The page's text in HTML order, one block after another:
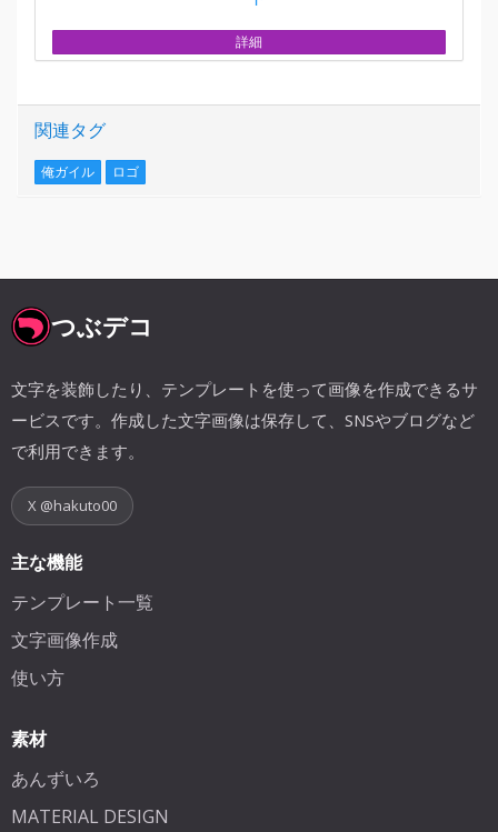
詳細
関連タグ
俺ガイル ロゴ
つぶデコ
文字を装飾したり、テンプレートを使って画像を作成できるサ
ービスです。作成した文字画像は保存して、SNSやブログなど
で利用できます。
X @hakuto00
主な機能
テンプレート一覧
文字画像作成
使い方
素材
あんずいろ
MATERIAL DESIGN